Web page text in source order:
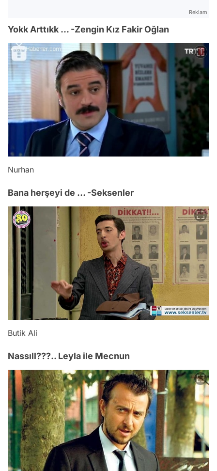
Reklam
Yokk Arttıkk ... -Zengin Kız Fakir Oğlan
Nurhan
Bana herşeyi de ... -Seksenler
Butik Ali
Nassıll???.. Leyla ile Mecnun